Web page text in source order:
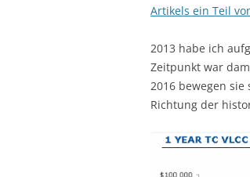
Artikels ein Teil
2013 habe ich
Zeitpunkt war
2016 bewegen
Richtung der